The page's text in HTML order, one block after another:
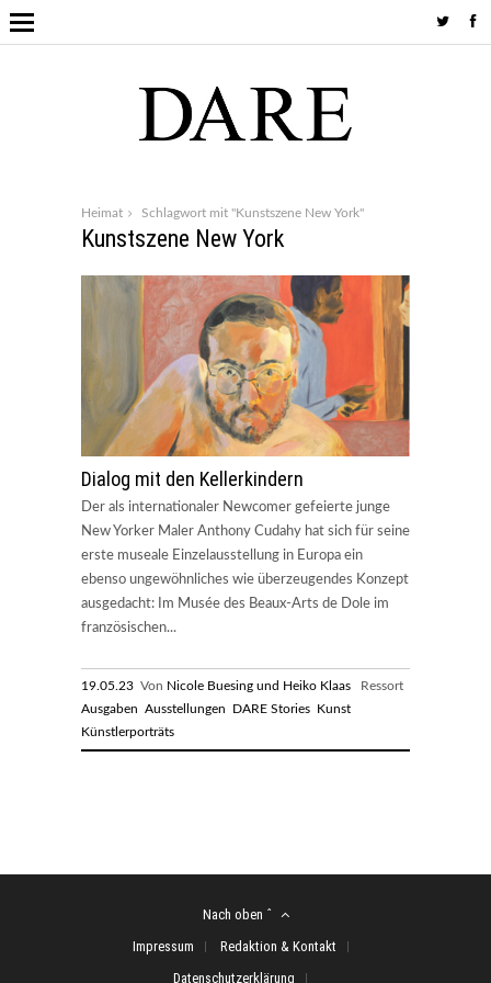
Heimat Schlagwort mit "Kunstszene New York"
Kunstszene New York
Dialog mit den Kellerkindern
Der als internationaler Newcomer gefeierte junge
New Yorker Maler Anthony Cudahy hat sich für seine
erste museale Einzelausstellung in Europa ein
ebenso ungewöhnliches wie überzeugendes Konzept
ausgedacht: Im Musée des Beaux-Arts de Dole im
französischen...
19.05.23 Von Nicole Buesing und Heiko Klaas Ressort
Ausgaben Ausstellungen DARE Stories Kunst
Künstlerporträts
Nach oben ˆ
Impressum
Redaktion & Kontakt
Datenschutzerklärung